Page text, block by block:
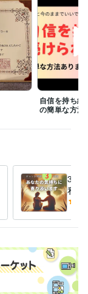
自信を持ち続
の簡単な方法
3往
私が
の悩